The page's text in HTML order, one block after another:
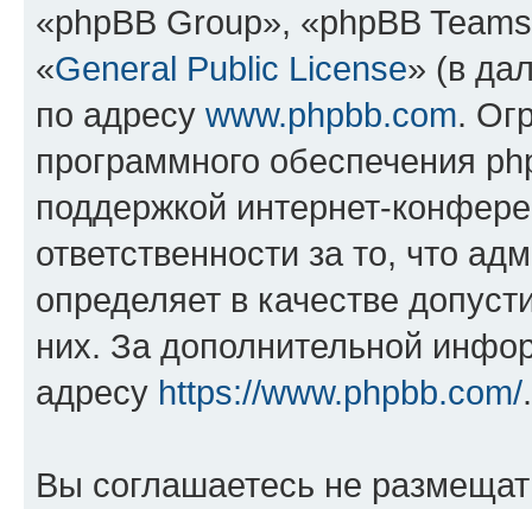
«phpBB Group», «phpBB
«General Public License» (в
по адресу www.phpbb.com.
программного обеспечения
поддержкой интернет-
ответственности за то, что
определяет в качестве
них. За дополнительной
адресу https://www.phpbb.com/.
Вы соглашаетесь не